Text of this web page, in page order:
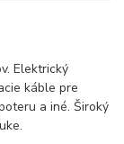
Elektrický
káble pre
a iné. Široký